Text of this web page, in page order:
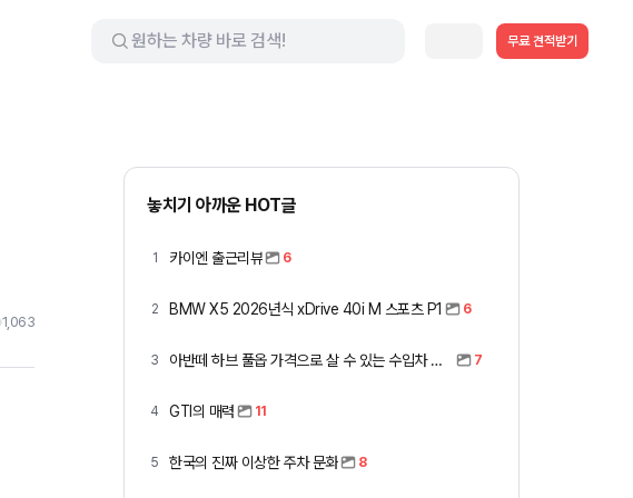
무료 견적받기
1,063
놓치기 아까운 HOT글
1 카이엔 출근리뷰 6
2 BMW X5 2026년식 xDrive 40i M 스포츠 P1 6
3 아반떼 하브 풀옵 가격으로 살 수 있는 수입차 모아봤습니다 (중고 포함) 7
4 GTI의 매력 11
5 한국의 진짜 이상한 주차 문화 8